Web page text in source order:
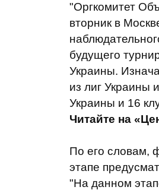
"Оргкомитет
вторник в
будущего
Украины.
из лиг Украины
Украины и 16
Читайте на
По его словам,
этапе
"На данном